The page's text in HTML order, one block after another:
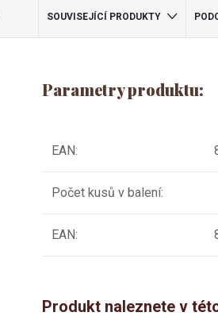
SOUVISEJÍCÍ PRODUKTY
Parametry produktu:
EAN:
Počet kusů v balení:
EAN:
Produkt naleznete v